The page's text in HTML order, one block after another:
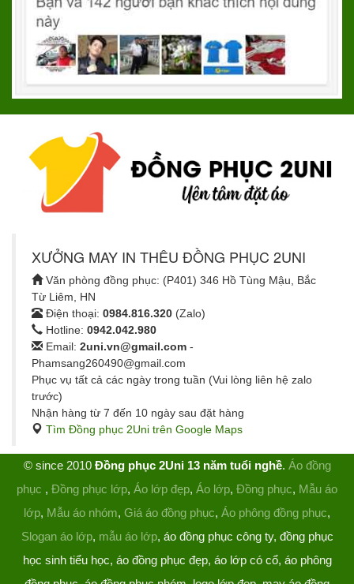
XƯỞNG MAY IN THÊU ĐỒNG PHỤC 2UNI
Văn phòng đồng phục: (P401) 346 Hồ Tùng Mậu, Bắc
Từ Liêm, HN
Điện thoại: 0984.816.320 (Zalo)
Hotline: 0942.042.980
Email: 2uni.vn@gmail.com -
Phamsang260490@gmail.com
Phục vụ tất cả các ngày trong tuần (Vui lòng liên hệ zalo
trước)
Nhận hàng từ 7 đến 10 ngày sau đặt hàng
Tìm Đồng phục 2Uni trên Google Maps
© since 2010 Đồng phục 2Uni 13 năm tuổi nghề. Áo đồng
phục , Đồng phục lớp, Áo lớp đẹp, Áo lớp, Đồng phục, Mẫu áo
lớp, Mẫu áo nhóm, Giá áo đồng phục, Áo phông đồng phục,
Slogan áo lớp, mẫu áo lớp, áo đồng phục công ty, đồng phục
học sinh tiểu học, áo đồng phục đẹp, áo lớp có cổ, áo phông